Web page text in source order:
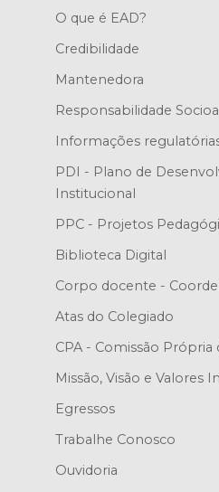
O que é EAD?
Credibilidade
Mantenedora
Responsabilidade
Informações
PDI - Plano de
Institucional
PPC - Projetos
Biblioteca Digital
Corpo docente -
Atas do Colegiado
CPA - Comissão Própria
Missão, Visão e Valores
Egressos
Trabalhe Conosco
Ouvidoria